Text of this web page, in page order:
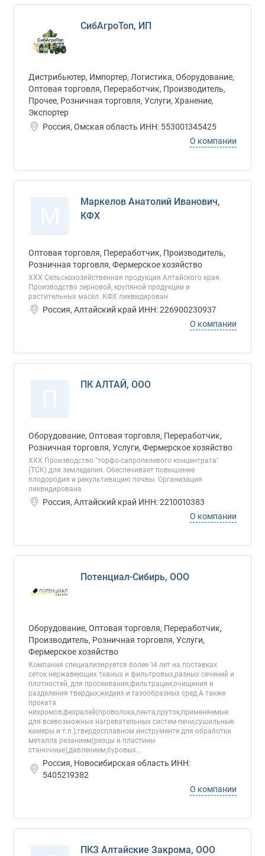
СибАгроТоп, ИП
Дистрибьютер, Импортер, Логистика, Оборудование,
Оптовая торговля, Переработчик, Производитель,
Прочее, Розничная торговля, Услуги, Хранение,
Экспортер
Россия, Омская область ИНН: 553001345425
О компании
Маркелов Анатолий Иванович,
КФХ
Оптовая торговля, Переработчик, Производитель,
Розничная торговля, Фермерское хозяйство
ХХХ Сельскохозяйственная продукция Алтайского края.
Производство зерновой, крупяной продукции и
растительных масел. КФХ ликвидирован
Россия, Алтайский край ИНН: 226900230937
О компании
ПК АЛТАЙ, ООО
Оборудование, Оптовая торговля, Переработчик,
Розничная торговля, Услуги, Фермерское хозяйство
ХХХ Производство "торфо-сапропелевого концентрата"
(ТСК) для земледелия. Обеспечивает повышение
плодородия и рекультивацию почвы. Организация
ликвидирована
Россия, Алтайский край ИНН: 2210010383
О компании
Потенциал-Сибирь, ООО
Оборудование, Оптовая торговля, Переработчик,
Производитель, Розничная торговля, Услуги,
Фермерское хозяйство
Компания специализируется более 14 лет на поставках
сеток нержавеющих тканых и фильтровых,разных сечений и
плотностей, для просеивания,фильтрации,очищения и
разделения твердых,жидких и газообразных сред.А также
проката
нихромов,фехралей(проволока,лента,пруток,применяемые
для всевозможных нагревательных систем-печи,сушильные
камеры и т.п.),твердосплавном инструменте для обработки
металла резанием(резцы и пластины
станочные),давлением,буровых...
Россия, Новосибирская область ИНН:
5405219382
О компании
ПКЗ Алтайские Закрома, ООО